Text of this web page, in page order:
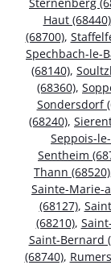
Haut (68440)
(68700),
Spechbach-le-
(68140),
(68360),
Sondersdorf
(68240),
Seppois-
Sentheim
Thann (68520)
Sainte-Marie-
(68127),
(68210),
Saint-Bernard
(68740),